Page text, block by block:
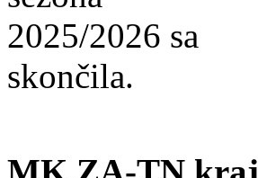
2025/2026 sa
skončila.